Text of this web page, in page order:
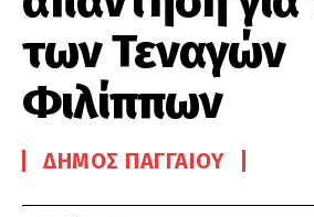
των Τεναγών
Φιλίππων
ΔΉΜΟΣ ΠΑΓΓΑΊΟΥ